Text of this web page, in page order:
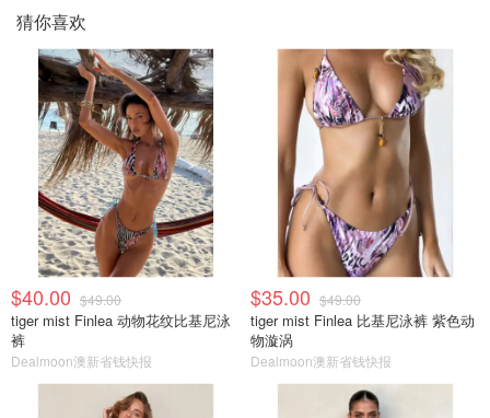
猜你喜欢
$40.00 $49.00
tiger mist Finlea 动物花纹比基尼泳
裤
Dealmoon澳新省钱快报
$35.00 $49.00
tiger mist Finlea 比基尼泳裤 紫色动
物漩涡
Dealmoon澳新省钱快报